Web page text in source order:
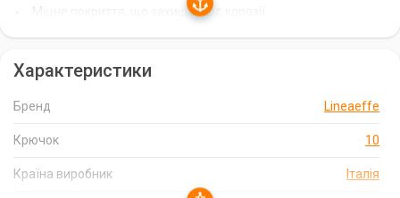
Міцне покриття, що захищає від корозії
Оптимальний розмір №10 для лову коропа
Підходить як для досвідчених, так і для початківців
Надійний вибір для рибалок
Характеристики
Бренд Lineaeffe
Крючок 10
Країна виробник Італія